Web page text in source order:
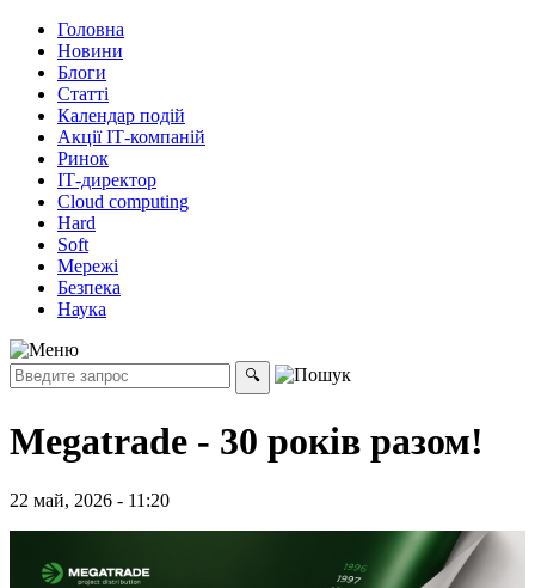
Головна
Новини
Блоги
Статті
Календар подій
Акції ІТ-компаній
Ринок
ІТ-директор
Cloud computing
Hard
Soft
Мережі
Безпека
Наука
Megatrade - 30 років разом!
22 май, 2026 - 11:20